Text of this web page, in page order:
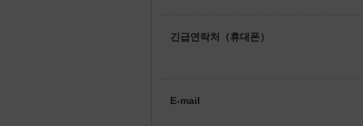
긴급연락처（휴대폰）
E-mail